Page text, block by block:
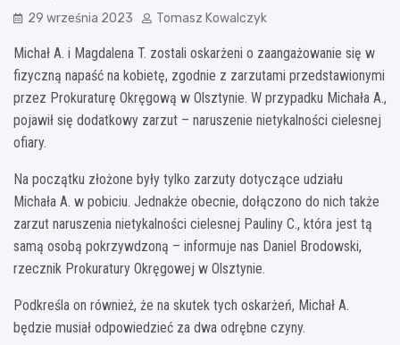
29 września 2023 Tomasz Kowalczyk
Michał A. i Magdalena T. zostali oskarżeni o zaangażowanie się w
fizyczną napaść na kobietę, zgodnie z zarzutami przedstawionymi
przez Prokuraturę Okręgową w Olsztynie. W przypadku Michała A.,
pojawił się dodatkowy zarzut – naruszenie nietykalności cielesnej
ofiary.
Na początku złożone były tylko zarzuty dotyczące udziału
Michała A. w pobiciu. Jednakże obecnie, dołączono do nich także
zarzut naruszenia nietykalności cielesnej Pauliny C., która jest tą
samą osobą pokrzywdzoną – informuje nas Daniel Brodowski,
rzecznik Prokuratury Okręgowej w Olsztynie.
Podkreśla on również, że na skutek tych oskarżeń, Michał A.
będzie musiał odpowiedzieć za dwa odrębne czyny.